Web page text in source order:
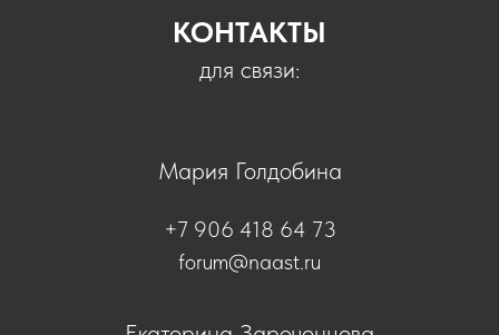
КОНТАКТЫ
для связи:
Мария Голдобина
+7 906 418 64 73
forum@naast.ru